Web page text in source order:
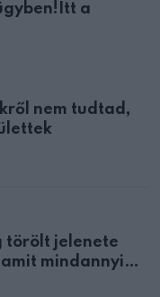
a
nem tudtad,
törölt jelenete
mindannyian